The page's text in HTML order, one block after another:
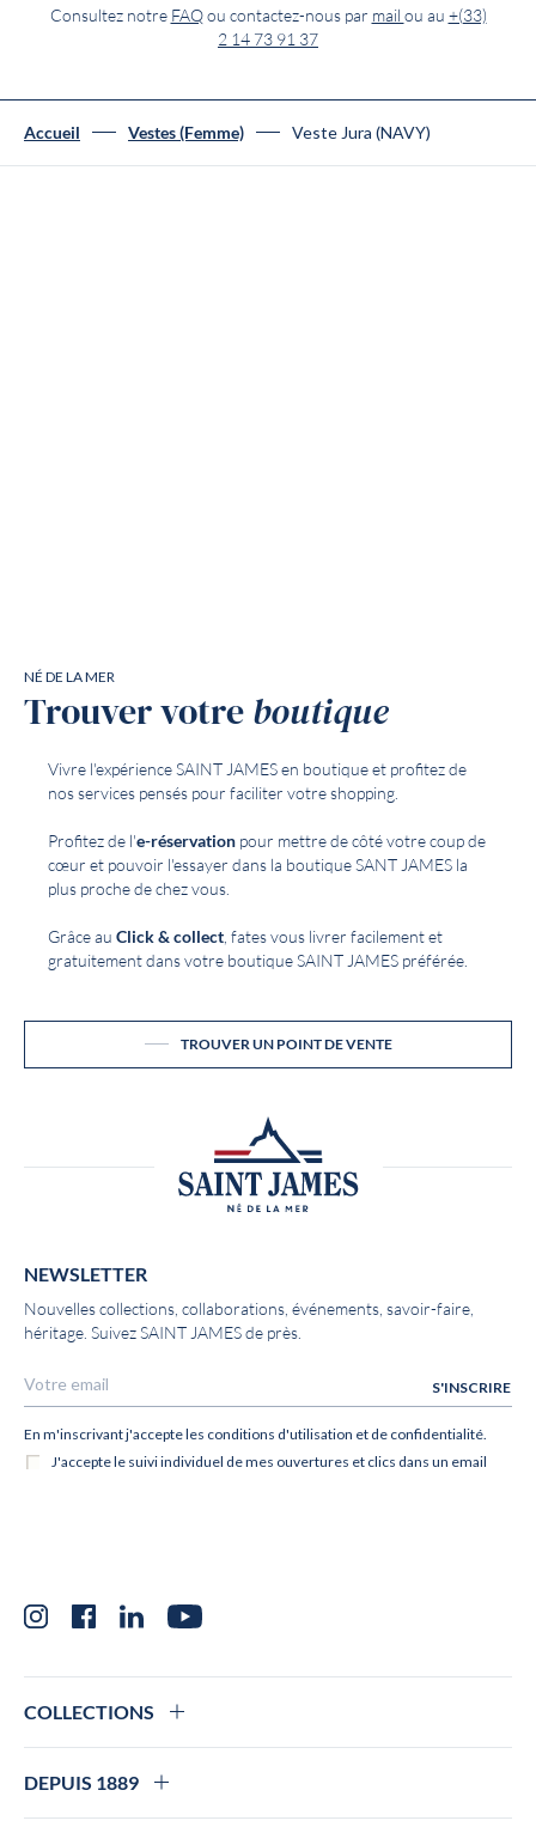
Consultez notre FAQou contactez-nous par mail ou au +(33)
2 14 73 91 37
Accueil Vestes (Femme) Veste Jura (NAVY)
NÉ DE LA MER
Trouver votre boutique
Vivre l'expérience SAINT JAMES en boutique et profitez de
nos services pensés pour faciliter votre shopping.
Profitez de l'e-réservation pour mettre de côté votre coup de
cœur et pouvoir l'essayer dans la boutique SANT JAMES la
plus proche de chez vous.
Grâce au Click & collect , fates vous livrer facilement et
gratuitement dans votre boutique SAINT JAMES préférée.
TROUVER UN POINT DE VENTE
NEWSLETTER
Nouvelles collections, collaborations, événements, savoir-faire,
héritage. Suivez SAINT JAMES de près.
InstagramFacebookLinkedInYouTube
COLLECTIONS
DEPUIS 1889